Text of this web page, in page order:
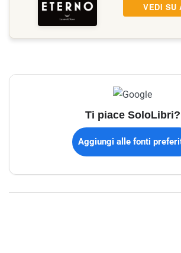
VEDI SU
Ti piace SoloLibri?
Aggiungi alle fonti